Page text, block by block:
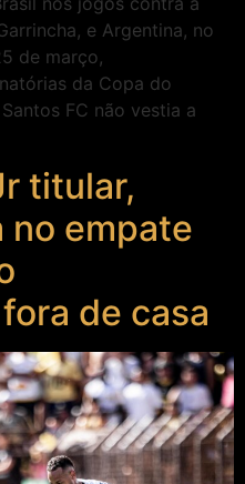
e Argentina, no
de março,
da Copa do
FC não vestia a
titular,
no empate
de casa